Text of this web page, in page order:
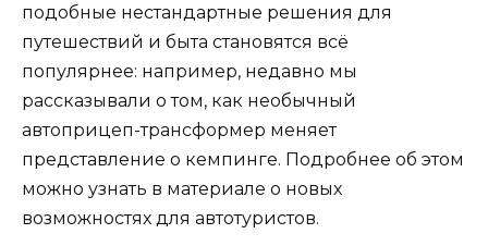
подобные нестандартные решения для
путешествий и быта становятся всё
популярнее: например, недавно мы
рассказывали о том, как необычный
автоприцеп-трансформер меняет
представление о кемпинге. Подробнее об этом
можно узнать в материале о новых
возможностях для автотуристов.